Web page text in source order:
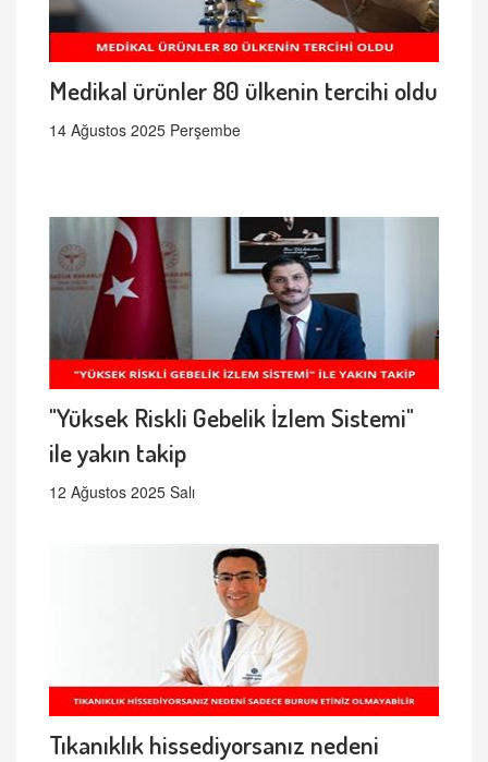
Medikal ürünler 80 ülkenin tercihi oldu
14 Ağustos 2025 Perşembe
"Yüksek Riskli Gebelik İzlem Sistemi"
ile yakın takip
12 Ağustos 2025 Salı
Tıkanıklık hissediyorsanız nedeni